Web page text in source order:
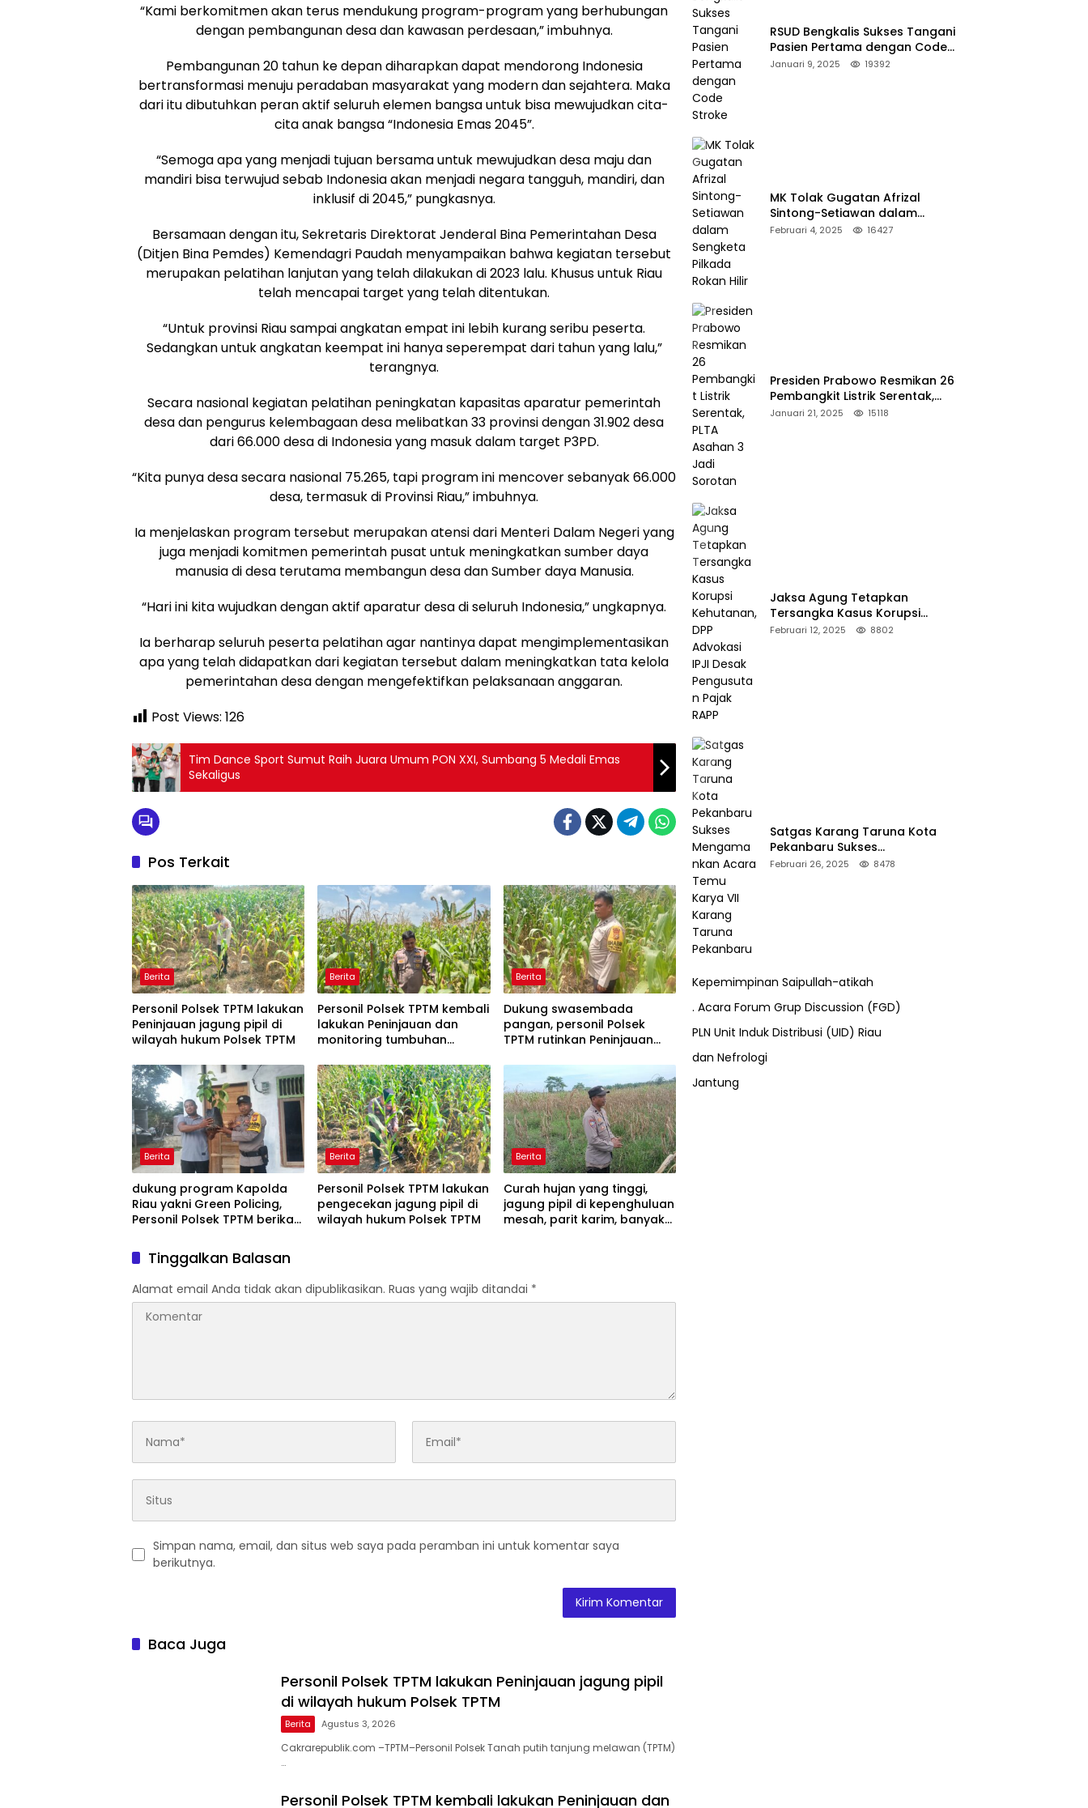
“Kami berkomitmen akan terus mendukung program-program yang berhubungan
dengan pembangunan desa dan kawasan perdesaan,” imbuhnya.
Pembangunan 20 tahun ke depan diharapkan dapat mendorong Indonesia
bertransformasi menuju peradaban masyarakat yang modern dan sejahtera. Maka
dari itu dibutuhkan peran aktif seluruh elemen bangsa untuk bisa mewujudkan cita-
cita anak bangsa “Indonesia Emas 2045”.
“Semoga apa yang menjadi tujuan bersama untuk mewujudkan desa maju dan
mandiri bisa terwujud sebab Indonesia akan menjadi negara tangguh, mandiri, dan
inklusif di 2045,” pungkasnya.
Bersamaan dengan itu, Sekretaris Direktorat Jenderal Bina Pemerintahan Desa
(Ditjen Bina Pemdes) Kemendagri Paudah menyampaikan bahwa kegiatan tersebut
merupakan pelatihan lanjutan yang telah dilakukan di 2023 lalu. Khusus untuk Riau
telah mencapai target yang telah ditentukan.
“Untuk provinsi Riau sampai angkatan empat ini lebih kurang seribu peserta.
Sedangkan untuk angkatan keempat ini hanya seperempat dari tahun yang lalu,”
terangnya.
Secara nasional kegiatan pelatihan peningkatan kapasitas aparatur pemerintah
desa dan pengurus kelembagaan desa melibatkan 33 provinsi dengan 31.902 desa
dari 66.000 desa di Indonesia yang masuk dalam target P3PD.
“Kita punya desa secara nasional 75.265, tapi program ini mencover sebanyak 66.000
desa, termasuk di Provinsi Riau,” imbuhnya.
Ia menjelaskan program tersebut merupakan atensi dari Menteri Dalam Negeri yang
juga menjadi komitmen pemerintah pusat untuk meningkatkan sumber daya
manusia di desa terutama membangun desa dan Sumber daya Manusia.
“Hari ini kita wujudkan dengan aktif aparatur desa di seluruh Indonesia,” ungkapnya.
Ia berharap seluruh peserta pelatihan agar nantinya dapat mengimplementasikan
apa yang telah didapatkan dari kegiatan tersebut dalam meningkatkan tata kelola
pemerintahan desa dengan mengefektifkan pelaksanaan anggaran.
Post Views: 126
Tim Dance Sport Sumut Raih Juara Umum PON XXI, Sumbang 5 Medali Emas
Sekaligus
Pos Terkait
Berita
Personil Polsek TPTM lakukan
Peninjauan jagung pipil di
wilayah hukum Polsek TPTM
Berita
Personil Polsek TPTM kembali
lakukan Peninjauan dan
monitoring tumbuhan
hukum Polsek TPTM
Berita
Dukung swasembada
pangan, personil Polsek
TPTM rutinkan Peninjauan
di wilayah hukum Polsek
TPTM
Berita
dukung program Kapolda
Riau yakni Green Policing,
Personil Polsek TPTM berikan
kepada masyarakat
Berita
Personil Polsek TPTM lakukan
pengecekan jagung pipil di
wilayah hukum Polsek TPTM
Berita
Curah hujan yang tinggi,
jagung pipil di kepenghuluan
mesah, parit karim, banyak
meninjau kelapangan
Tinggalkan Balasan
Alamat email Anda tidak akan dipublikasikan. Ruas yang wajib ditandai *
Simpan nama, email, dan situs web saya pada peramban ini untuk komentar saya
berikutnya.
Baca Juga
Personil Polsek TPTM lakukan Peninjauan jagung pipil
di wilayah hukum Polsek TPTM
Berita Agustus 3, 2026
Cakrarepublik.com –TPTM–Personil Polsek Tanah putih tanjung melawan (TPTM)
…
Personil Polsek TPTM kembali lakukan Peninjauan dan
RSUD Bengkalis Sukses Tangani
Pasien Pertama dengan Code
Stroke
Januari 9, 2025 19392
MK Tolak Gugatan Afrizal
Sintong-Setiawan dalam
Sengketa Pilkada Rokan Hilir
Februari 4, 2025 16427
Presiden Prabowo Resmikan 26
Pembangkit Listrik Serentak,
PLTA Asahan 3 Jadi Sorotan
Januari 21, 2025 15118
Jaksa Agung Tetapkan
Tersangka Kasus Korupsi
Kehutanan, DPP Advokasi IPJI
Februari 12, 2025 8802
Satgas Karang Taruna Kota
Pekanbaru Sukses
Mengamankan Acara Temu
Februari 26, 2025 8478
Kepemimpinan Saipullah-atikah
. Acara Forum Grup Discussion (FGD)
PLN Unit Induk Distribusi (UID) Riau
dan Nefrologi
Jantung